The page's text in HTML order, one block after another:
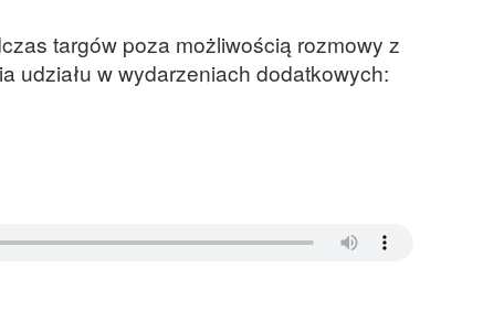
targów poza możliwością rozmowy z
udziału w wydarzeniach dodatkowych: